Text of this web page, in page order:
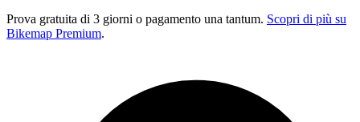
Prova gratuita di 3 giorni o pagamento una tantum. Scopri di più su
Bikemap Premium.